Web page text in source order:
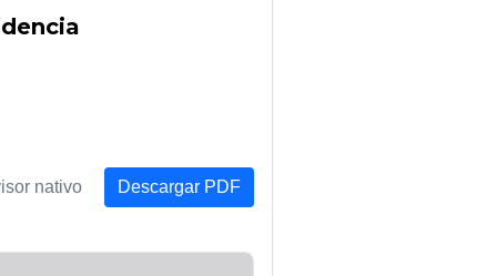
nativo Descargar PDF